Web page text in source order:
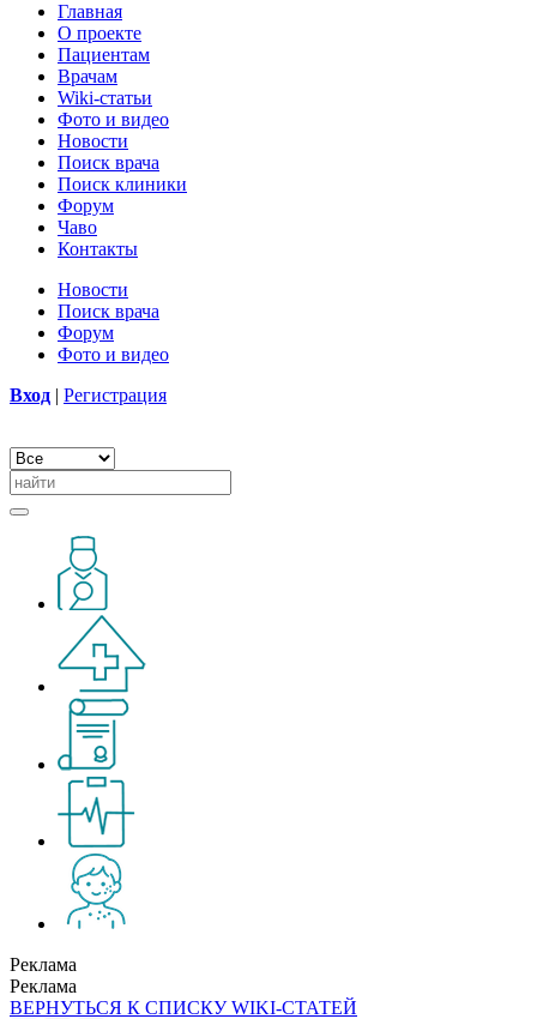
Главная
О проекте
Пациентам
Врачам
Wiki-статьи
Фото и видео
Новости
Поиск врача
Поиск клиники
Форум
Чаво
Контакты
Новости
Поиск врача
Форум
Фото и видео
Вход | Регистрация
Реклама
Реклама
ВЕРНУТЬСЯ К СПИСКУ WIKI-СТАТЕЙ